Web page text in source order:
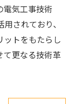
電気工事技術
されており、
ットをもたらし
て更なる技術革